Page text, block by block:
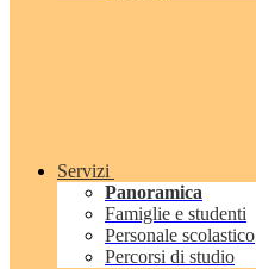
Servizi
Panoramica
Famiglie e studenti
Personale scolastico
Percorsi di studio